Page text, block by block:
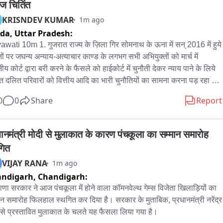
चितिंत
KRISNDEV KUMAR 1m ago
Uttar Pradesh:
10m 1. गुजरात राज्य के ज़िला गिर सोमनाथ के ऊना में सन् 2016 में हुये
पर जघन्य अन्याय-अत्याचार काण्ड के लगभग सभी अभियुक्तों को मार्च में
कोर्ट द्वारा बरी करने के फैसले को हाईकोर्ट में चुनौती देकर न्याय पाने के लिये
दलित परिवारों को वित्तीय आदि का भारी चुनौतियों का सामना करना पड़ रहा है।
व्याप्त है। 2. इसको लेकर मेरी चिन्ता का विशेष कारण यह भी है कि इस काण्ड के
से सभी दोषियों के विरुद्ध सख़्त कार्रवाई करने की माँग की थी, किन्तु देश भर में
ख़िलाफ रोष व आक्रोश आदि होने के बावजूद 40 में से 35 आरोपी के मार्च महीने
हो जाने की ख़बर कुछ और नहीं बल्कि दलितों के प्रति सरकारी द्वेष, उनके हित व
के प्रति लापरवाही व उदासीनता आदि का ही परिणाम ज़्यादा लगता है। 3. वैसे
मौक़ा है जब गुजरात सरकार अपनी इस ग़लती में सुधार करते हुये इस मामले की
में उचित पैरवी करके सभी दोषियों को सख़्त सज़ा दिलवाये ताकि पीड़ित
को न्याय मिल सके और दूसरों को सबक। 4. साथ ही, राज्य सरकार पीड़ित
वालों के संतोष के मुताबिक वकील सरकारी ख़र्च पर उसी तरह मुहैया कराये,
0 Share Report
मोदी से मुलाकात के कारण पंचकूला का सम्मान समारोह
VIJAY RANA 1m ago
Chandigarh:
सरकार ने आज पंचकूला में होने वाला कॉमनवेल्थ गेम्स विजेता खिलाड़ियों का
समारोह फिलहाल स्थगित कर दिया है। सरकार के मुताबिक, प्रधानमंत्री नरेंद्र
से प्रस्तावित मुलाकात के चलते यह फैसला लिया गया है।